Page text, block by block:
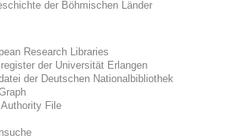
der Böhmischen Länder
Research Libraries
der Universität Erlangen
der Deutschen Nationalbibliothek
File